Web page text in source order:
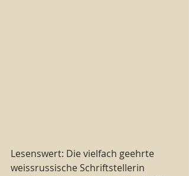
Lesenswert: Die vielfach geehrte
weissrussische Schriftstellerin